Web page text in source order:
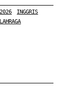
INGGRIS